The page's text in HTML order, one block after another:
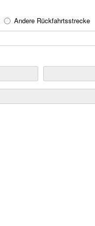
Andere Rückfahrtsstrecke